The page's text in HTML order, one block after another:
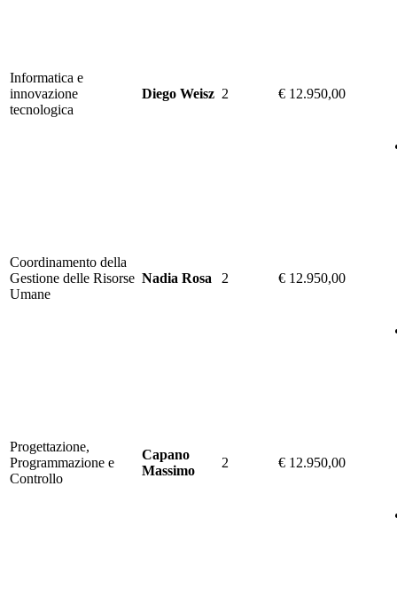
Informatica e
innovazione
tecnologica
Diego Weisz 2 € 12.950,00
Coordinamento della
Gestione delle Risorse
Umane
Nadia Rosa 2 € 12.950,00
Progettazione,
Programmazione e
Controllo
Capano
Massimo
2 € 12.950,00